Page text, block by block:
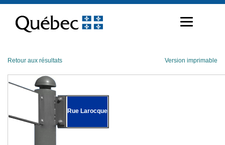
contenu
Retour aux résultats Version imprimable
Rue Larocque